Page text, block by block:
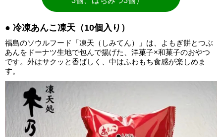
● 冷凍あんこ凍天（10個入り）
福島のソウルフード「凍天（しみてん）」は、よもぎ餅とつぶ
あんをドーナツ生地で包んで揚げた、洋菓子×和菓子のおやつ
です。外はサクッと香ばしく、中はふわもち食感が楽しめま
す。